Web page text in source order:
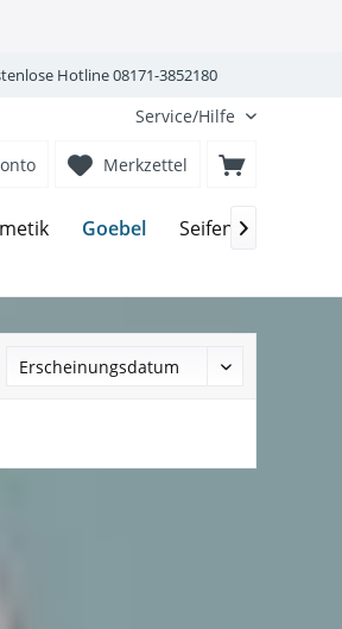
Hotline 08171-3852180
Service/Hilfe
Merkzettel
Goebel Seifen-